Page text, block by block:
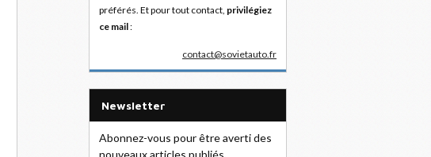
préférés. Et pour tout contact, privilégiez
ce mail:
contact@sovietauto.fr
Newsletter
Abonnez-vous pour être averti des
nouveaux articles publiés.